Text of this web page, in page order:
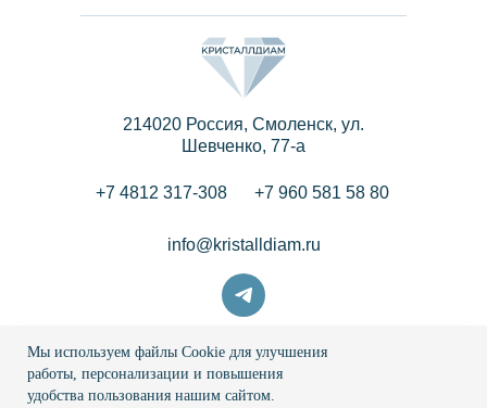
info@kristalldiam.ru
214020 Россия, Смоленск, ул.
Шевченко, 77-a
+7 4812 317-308 +7 960 581 58 80
© 2026 Кристаллдиам
Мы используем файлы Cookie для улучшения
работы, персонализации и повышения
удобства пользования нашим сайтом.